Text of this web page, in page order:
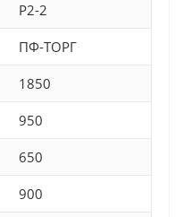
P2-2
ПФ-ТОРГ
1850
950
650
900